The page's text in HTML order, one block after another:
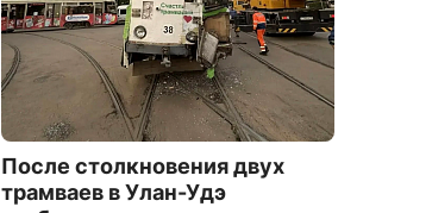
После столкновения двух
трамваев в Улан-Удэ